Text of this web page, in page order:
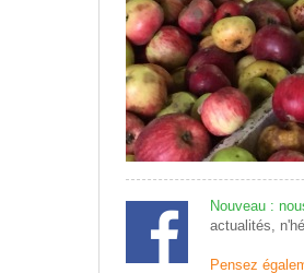
Nouveau :
actualités,
Pensez